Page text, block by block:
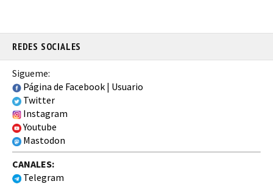
REDES SOCIALES
Sigueme:
Página de Facebook | Usuario
Twitter
Instagram
Youtube
Mastodon
CANALES:
Telegram